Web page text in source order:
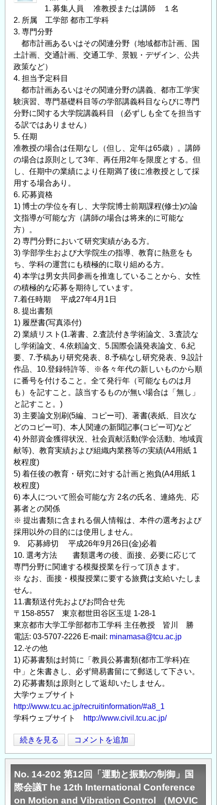
屋〕」
開
催
の
ご
案
内
の
1. 募集人員 准教授または講師 １名
2. 所属 工学部 都市工学科
3. 専門分野
都市計画あるいはその関連分野（地域都市計画、国
土計画、交通計画、交通工学、景観・デザイン、公共
政策など）
4. 担当予定科目
都市計画あるいはその関連分野の講義、都市工学実
験演習、専門基礎科目等の学部講義科目ならびに専門
分野に関する大学院講義科目 （必ずしも全てを担当す
る訳ではありません）
5. 任期
准教授の場合は任期なし（但し、定年は65歳）。講師
の場合は原則として3年、再任用2年を限度とする。但
し、任期中の業績により任期満了後に准教授として採
用する場合あり。
6. 応募資格
1) 博士の学位を有し、大学院博士前期課程(修士)の論
文指導が可能な方（講師の場合は将来的に可能な
方）。
2) 専門分野において研究実績がある方。
3) 学部学生および大学院生の指導、教育に熱意をも
ち、学科の運営にも積極的に取り組める方。
4) 本学は男女共同参画を推進していることから、女性
の積極的な応募を期待しています。
7.着任時期 平成27年4月1日
8. 提出書類
1) 履歴書(写真添付)
2) 業績リスト(1.著書、2.査読付き学術論文、3.査読な
し学術論文、4.依頼論文、5.国際会議発表論文、6.紀
要、7.予稿あり研究発表、8.予稿なし研究発表、9.設計
作品、10.登録特許等、※各々年代の新しいものから順
に番号を付けること。全て発行年（可能なものは月
も）を記すこと。該当するものが無い場合は「無し」
と記すこと。)
3) 主要論文別刷(5編、コピー可)、著書(表紙、目次な
どのコピー可)、本人関連の新聞記事(コピー可)など
4) 外部資金獲得状況、社会貢献活動(学会活動、地域貢
献等)、教育実績および組織内業務等の実績(A4用紙 1
枚程度)
5) 着任後の教育・研究に対する計画と抱負(A4用紙 1
枚程度)
6) 本人について照会可能な方 2名の氏名、連絡先、応
募者との関係
※ 提出書類に含まれる個人情報は、本件の選考および
採用以外の目的には使用しません。
9. 応募締切 平成26年9月26日(金)必着
10. 選考方法 書類選考の後、面接、必要に応じて
専門分野に関連する模擬授業を行って頂きます。
※ なお、面接・模擬授業に要する旅費は支給いたしま
せん。
11.書類送付先およびお問合せ先
〒158-8557 東京都世田谷区玉堤 1-28-1
東京都市大学工学部都市工学科 主任教授 皆川 勝
電話: 03-5707-2226 E-mail: minamasa@tcu.ac.jp
12.その他
1) 応募書類は封筒に「教員公募書類(都市工学科)在
中」と朱書きし、必ず簡易書留にて郵送して下さい。
2) 応募書類は原則として返却いたしません。
大学ウェブサイト
http://www.tcu.ac.jp/recruitinformation/#a8_1
学科ウェブサイト
http://www.civil.tcu.ac.jp/
東
京
都
市
大
学
続きを見る コメントを追加
No. 14-202 第12回「運動と振動の制御」国
際会議T he 12th International Conference
on Motion and Vibration Control （MOVIC